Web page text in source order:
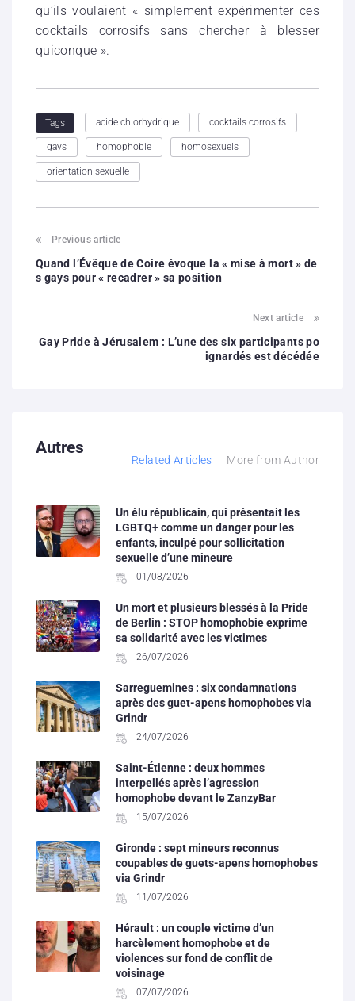
qu’ils voulaient « simplement expérimenter ces
cocktails corrosifs sans chercher à blesser
quiconque ».
Tags acide chlorhydrique cocktails corrosifs
gays homophobie homosexuels
orientation sexuelle
Previous article
Quand l’Évêque de Coire évoque la « mise à mort » de
s gays pour « recadrer » sa position
Next article
Gay Pride à Jérusalem : L’une des six participants po
ignardés est décédée
Autres
Related Articles More from Author
Un élu républicain, qui présentait les
LGBTQ+ comme un danger pour les
enfants, inculpé pour sollicitation
sexuelle d’une mineure
01/08/2026
Un mort et plusieurs blessés à la Pride
de Berlin : STOP homophobie exprime
sa solidarité avec les victimes
26/07/2026
Sarreguemines : six condamnations
après des guet-apens homophobes via
Grindr
24/07/2026
Saint-Étienne : deux hommes
interpellés après l’agression
homophobe devant le ZanzyBar
15/07/2026
Gironde : sept mineurs reconnus
coupables de guets-apens homophobes
via Grindr
11/07/2026
Hérault : un couple victime d’un
harcèlement homophobe et de
violences sur fond de conflit de
voisinage
07/07/2026